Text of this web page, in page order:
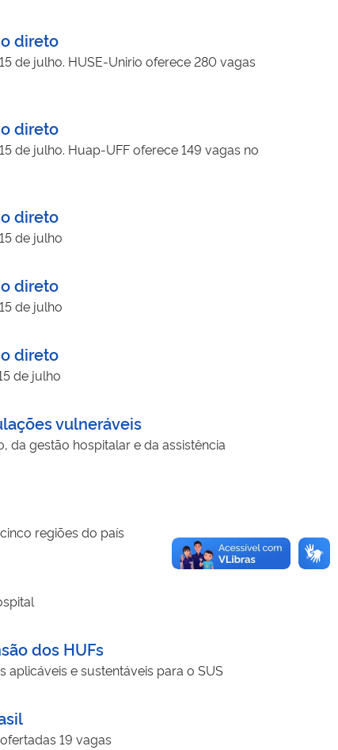
direto
de julho. HUSE-Unirio oferece 280 vagas
direto
de julho. Huap-UFF oferece 149 vagas no
direto
de julho
direto
de julho
direto
de julho
vulneráveis
gestão hospitalar e da assistência
regiões do país
dos HUFs
e sustentáveis para o SUS
19 vagas